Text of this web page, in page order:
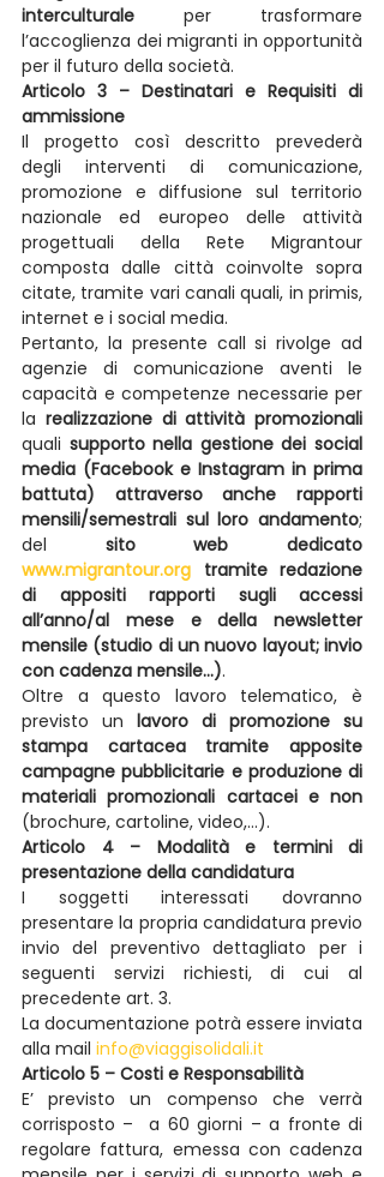
interculturale per trasformare
l’accoglienza dei migranti in opportunità
per il futuro della società.
Articolo 3 – Destinatari e Requisiti di
ammissione
Il progetto così descritto prevederà
degli interventi di comunicazione,
promozione e diffusione sul territorio
nazionale ed europeo delle attività
progettuali della Rete Migrantour
composta dalle città coinvolte sopra
citate, tramite vari canali quali, in primis,
internet e i social media.
Pertanto, la presente call si rivolge ad
agenzie di comunicazione aventi le
capacità e competenze necessarie per
la realizzazione di attività promozionali
quali supporto nella gestione dei social
media (Facebook e Instagram in prima
battuta) attraverso anche rapporti
mensili/semestrali sul loro andamento;
del
www.migrantour.org tramite redazione
di appositi rapporti sugli accessi
all’anno/al mese e della newsletter
mensile (studio di un nuovo layout; invio
con cadenza mensile…).
Oltre a questo lavoro telematico, è
previsto un lavoro di promozione su
stampa cartacea tramite apposite
campagne pubblicitarie e produzione di
materiali promozionali cartacei e non
(brochure, cartoline, video,…).
Articolo 4 – Modalità e termini di
presentazione della candidatura
I soggetti interessati dovranno
presentare la propria candidatura previo
invio del preventivo dettagliato per i
seguenti servizi richiesti, di cui al
precedente art. 3.
La documentazione potrà essere inviata
alla mail info@viaggisolidali.it
Articolo 5 – Costi e Responsabilità
E’ previsto un compenso che verrà
corrisposto –  a 60 giorni – a fronte di
regolare fattura, emessa con cadenza